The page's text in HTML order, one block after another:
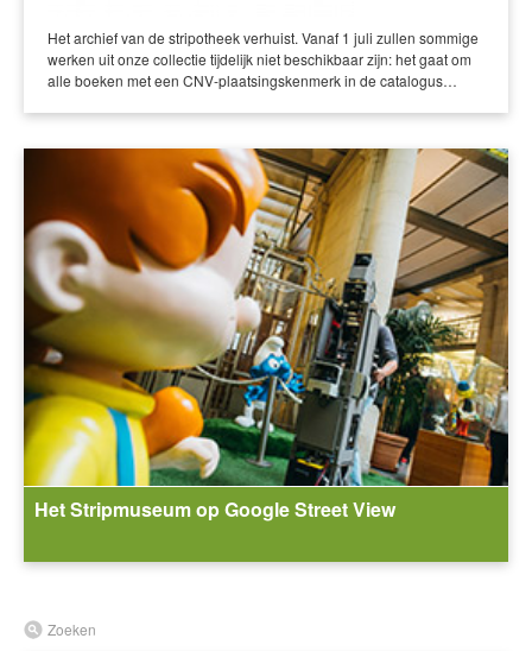
Het archief van de stripotheek verhuist. Vanaf 1 juli zullen sommige
werken uit onze collectie tijdelijk niet beschikbaar zijn: het gaat om
alle boeken met een CNV-plaatsingskenmerk in de catalogus…
Het Stripmuseum op Google Street View
Zoeken